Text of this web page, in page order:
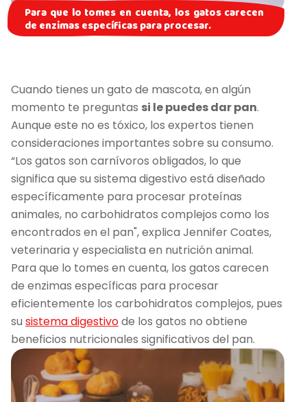
Para que lo tomes en cuenta, los gatos carecen
de enzimas específicas para procesar.
Cuando tienes un gato de mascota, en algún
momento te preguntas si le puedes dar pan.
Aunque este no es tóxico, los expertos tienen
consideraciones importantes sobre su consumo.
“Los gatos son carnívoros obligados, lo que
significa que su sistema digestivo está diseñado
específicamente para procesar proteínas
animales, no carbohidratos complejos como los
encontrados en el pan", explica Jennifer Coates,
veterinaria y especialista en nutrición animal.
Para que lo tomes en cuenta, los gatos carecen
de enzimas específicas para procesar
eficientemente los carbohidratos complejos, pues
su sistema digestivode los gatos no obtiene
beneficios nutricionales significativos del pan.